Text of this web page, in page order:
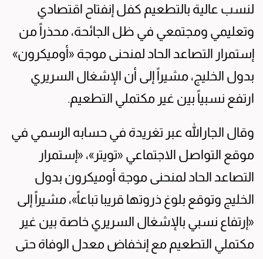
لنسب عالية بالتطعيم كفل إنفتاح اقتصادي
وتعليمي ومجتمعي في ظل الجائحة، محذراً من
إستمرار التصاعد الحاد لمنحنى موجة «أوميكرون»
بدول الخليج، مشيراً إلى أن الإشغال السريري
ارتفع نسبياً بين غير مكتملي التطعيم.
وقال الجارالله عبر تغريدة في حسابه الرسمي في
موقع التواصل الاجتماعي «تويتر»، «إستمرار
التصاعد الحاد لمنحنى موجة أوميكرون بدول
الخليج وتوقع بلوغ ذروتها قريبا تباعاً»، مشيراً إلى
«إرتفاع نسبي بالإشغال السريري خاصة بين غير
مكتملي التطعيم مع إنخفاض معدل الوفاة حتى